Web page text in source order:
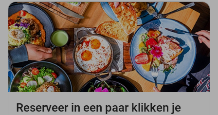
Reserveer in een paar klikken je